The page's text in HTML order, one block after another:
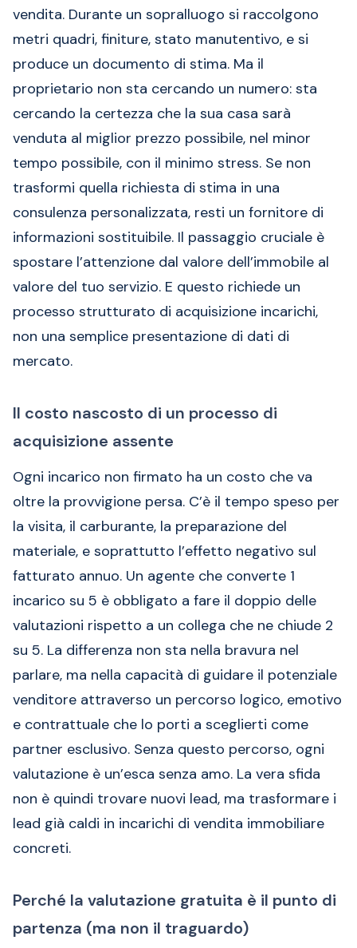
vendita. Durante un sopralluogo si raccolgono
metri quadri, finiture, stato manutentivo, e si
produce un documento di stima. Ma il
proprietario non sta cercando un numero: sta
cercando la certezza che la sua casa sarà
venduta al miglior prezzo possibile, nel minor
tempo possibile, con il minimo stress. Se non
trasformi quella richiesta di stima in una
consulenza personalizzata, resti un fornitore di
informazioni sostituibile. Il passaggio cruciale è
spostare l’attenzione dal valore dell’immobile al
valore del tuo servizio. E questo richiede un
processo strutturato di acquisizione incarichi,
non una semplice presentazione di dati di
mercato.
Il costo nascosto di un processo di
acquisizione assente
Ogni incarico non firmato ha un costo che va
oltre la provvigione persa. C’è il tempo speso per
la visita, il carburante, la preparazione del
materiale, e soprattutto l’effetto negativo sul
fatturato annuo. Un agente che converte 1
incarico su 5 è obbligato a fare il doppio delle
valutazioni rispetto a un collega che ne chiude 2
su 5. La differenza non sta nella bravura nel
parlare, ma nella capacità di guidare il potenziale
venditore attraverso un percorso logico, emotivo
e contrattuale che lo porti a sceglierti come
partner esclusivo. Senza questo percorso, ogni
valutazione è un’esca senza amo. La vera sfida
non è quindi trovare nuovi lead, ma trasformare i
lead già caldi in incarichi di vendita immobiliare
concreti.
Perché la valutazione gratuita è il punto di
partenza (ma non il traguardo)